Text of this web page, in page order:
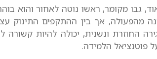
גבו מקומר, ראשו נוטה לאחור והוא
מהפעולה, אך בין ההתקפים התינוק
החוזרת ונשנית, יכולה להיות קשורה
פוטנציאל הלמידה.